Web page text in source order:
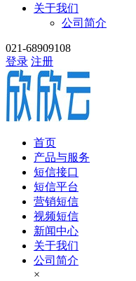
关于我们
公司简介
021-68909108
登录 注册
首页
产品与服务
短信接口
短信平台
营销短信
视频短信
新闻中心
关于我们
公司简介
×